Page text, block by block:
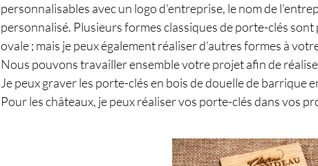
personnalisables avec un logo d'entreprise, le nom de
personnalisé. Plusieurs formes classiques de porte-clés
ovale ; mais je peux également réaliser d'autres formes à
Nous pouvons travailler ensemble votre projet afin de
Je peux graver les porte-clés en bois de douelle de barrique
Pour les châteaux, je peux réaliser vos porte-clés dans vos